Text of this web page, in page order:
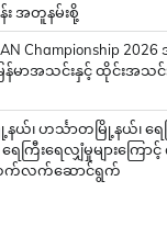
န်း အတူနမ်းစို့
Championship
မာအသင်းနှင့် ထိုင်းအသ
နယ်၊ ဟင်္သာတမြို့နယ်၊ ရ
ကြီးရေလျှံမှုများကြ
ဆက်လက်ဆောင်ရွက်